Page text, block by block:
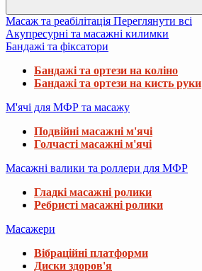
Масаж та реабілітація Переглянути всі
Акупресурні та масажні килимки
Бандажі та фіксатори
Бандажі та ортези на коліно
Бандажі та ортези на кисть руки
М'ячі для МФР та масажу
Подвійні масажні м'ячі
Голчасті масажні м'ячі
Масажні валики та роллери для МФР
Гладкі масажні ролики
Ребристі масажні ролики
Масажери
Вібраційні платформи
Диски здоров'я